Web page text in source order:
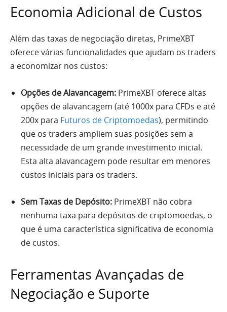
Economia Adicional de Custos
Além das taxas de negociação diretas, PrimeXBT
oferece várias funcionalidades que ajudam os traders
a economizar nos custos:
Opções de Alavancagem: PrimeXBT oferece altas
opções de alavancagem (até 1000x para CFDs e até
200x para Futuros de Criptomoedas), permitindo
que os traders ampliem suas posições sem a
necessidade de um grande investimento inicial.
Esta alta alavancagem pode resultar em menores
custos iniciais para os traders.
Sem Taxas de Depósito: PrimeXBT não cobra
nenhuma taxa para depósitos de criptomoedas, o
que é uma característica significativa de economia
de custos.
Ferramentas Avançadas de
Negociação e Suporte